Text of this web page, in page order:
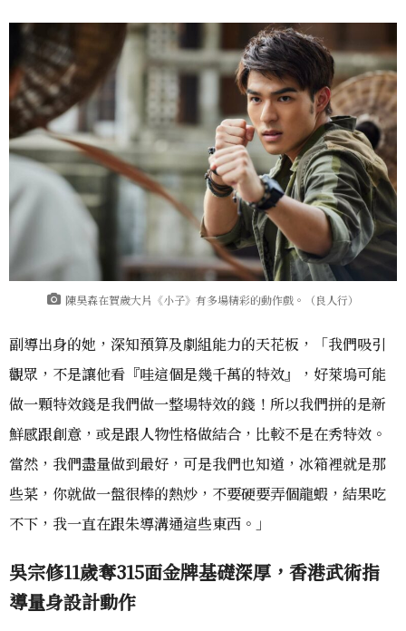
陳昊森在賀歲大片《小子》有多場精彩的動作戲。（良人行）
副導出身的她，深知預算及劇組能力的天花板，「我們吸引
觀眾，不是讓他看『哇這個是幾千萬的特效』，好萊塢可能
做一顆特效錢是我們做一整場特效的錢！所以我們拼的是新
鮮感跟創意，或是跟人物性格做結合，比較不是在秀特效。
當然，我們盡量做到最好，可是我們也知道，冰箱裡就是那
些菜，你就做一盤很棒的熱炒，不要硬要弄個龍蝦，結果吃
不下，我一直在跟朱導溝通這些東西。」
吳宗修11歲奪315面金牌基礎深厚，香港武術指
導量身設計動作